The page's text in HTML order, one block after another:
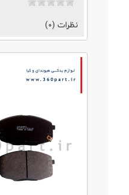
نظرات (0)